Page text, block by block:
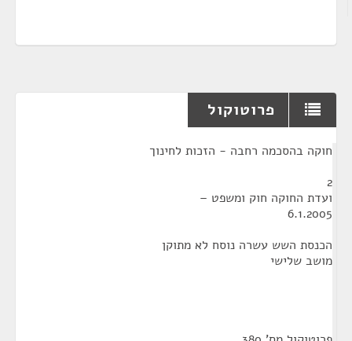
פרוטוקול
חוקה בהסכמה רחבה - הזכות לחינוך
2
ועדת החוקה חוק ומשפט –
6.1.2005
הכנסת השש עשרה נוסח לא מתוקן
מושב שלישי